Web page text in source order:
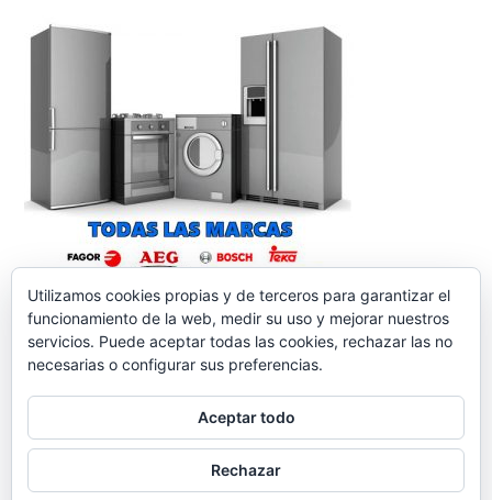
reparacionelectrodomesticos.org,Funciona gracias a
Contacto Aviso legal
Utilizamos cookies propias y de terceros para garantizar el
funcionamiento de la web, medir su uso y mejorar nuestros
servicios. Puede aceptar todas las cookies, rechazar las no
necesarias o configurar sus preferencias.
Aceptar todo
Rechazar